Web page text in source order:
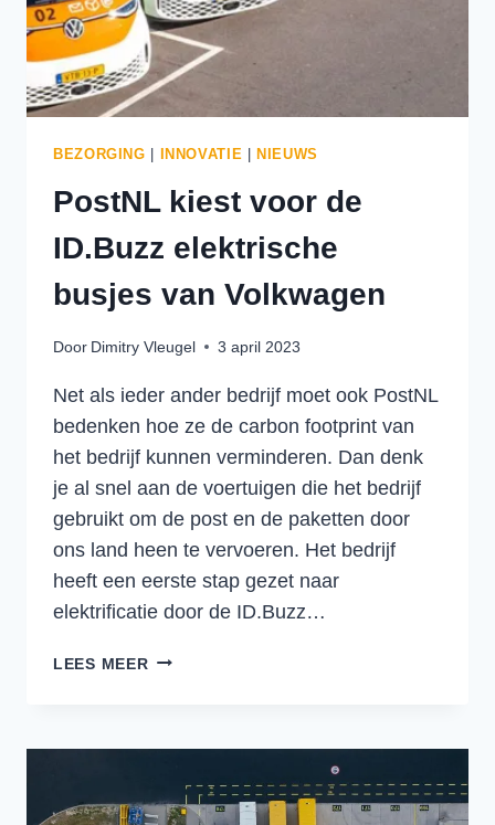
BEZORGING INNOVATIE NIEUWS
PostNL kiest voor de
ID.Buzz elektrische
busjes van Volkwagen
Door Dimitry Vleugel 3 april 2023
Net als ieder ander bedrijf moet ook PostNL
bedenken hoe ze de carbon footprint van
het bedrijf kunnen verminderen. Dan denk
je al snel aan de voertuigen die het bedrijf
gebruikt om de post en de paketten door
ons land heen te vervoeren. Het bedrijf
heeft een eerste stap gezet naar
elektrificatie door de ID.Buzz…
LEES MEERPOSTNL
ELEKTRISCHE
BUSJES